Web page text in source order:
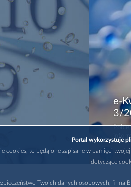
e-
3/
Portal wykorzystuje
cookies, to będą one zapisane w pamięci
dotyczące
Twoich danych osobowych, firma